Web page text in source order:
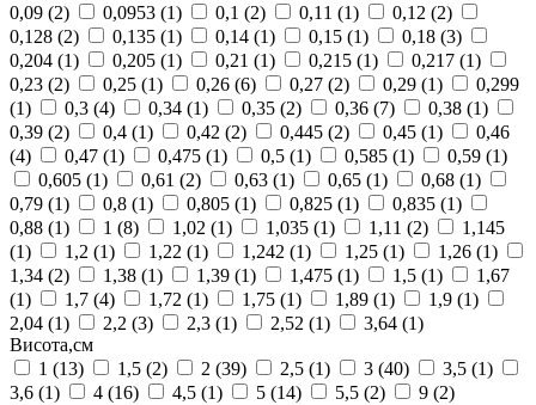
0,09 (2) 0,0953 (1) 0,1 (2) 0,11 (1) 0,12 (2)
0,128 (2) 0,135 (1) 0,14 (1) 0,15 (1) 0,18 (3)
0,204 (1) 0,205 (1) 0,21 (1) 0,215 (1) 0,217 (1)
0,23 (2) 0,25 (1) 0,26 (6) 0,27 (2) 0,29 (1)
0,299
(1)
0,3 (4) 0,34 (1) 0,35 (2) 0,36 (7) 0,38 (1)
0,39 (2) 0,4 (1) 0,42 (2) 0,445 (2) 0,45 (1)
0,46
(4)
0,47 (1) 0,475 (1) 0,5 (1) 0,585 (1) 0,59 (1)
0,605 (1) 0,61 (2) 0,63 (1) 0,65 (1) 0,68 (1)
0,79 (1) 0,8 (1) 0,805 (1) 0,825 (1) 0,835 (1)
0,88 (1) 1 (8) 1,02 (1) 1,035 (1) 1,11 (2)
1,145
(1)
1,2 (1) 1,22 (1) 1,242 (1) 1,25 (1) 1,26 (1)
1,34 (2) 1,38 (1) 1,39 (1) 1,475 (1) 1,5 (1)
1,67
(1)
1,7 (4) 1,72 (1) 1,75 (1) 1,89 (1) 1,9 (1)
2,04 (1) 2,2 (3) 2,3 (1) 2,52 (1) 3,64 (1)
Висота,см
1 (13) 1,5 (2) 2 (39) 2,5 (1) 3 (40) 3,5 (1)
3,6 (1) 4 (16) 4,5 (1) 5 (14) 5,5 (2) 9 (2)